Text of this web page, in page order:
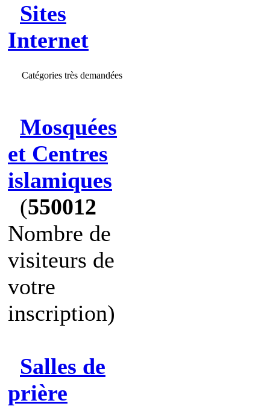
Sites
Internet
Catégories très demandées
Mosquées
et Centres
islamiques
(550012
Nombre de
visiteurs de
votre
inscription)
Salles de
prière